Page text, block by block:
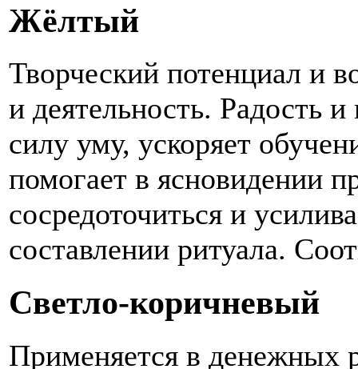
Жёлтый
Творческий потенциал и
и деятельность. Радость
силу уму, ускоряет
помогает в ясновидении
сосредоточиться и
составлении ритуала.
Светло-коричневый
Применяется в денежных